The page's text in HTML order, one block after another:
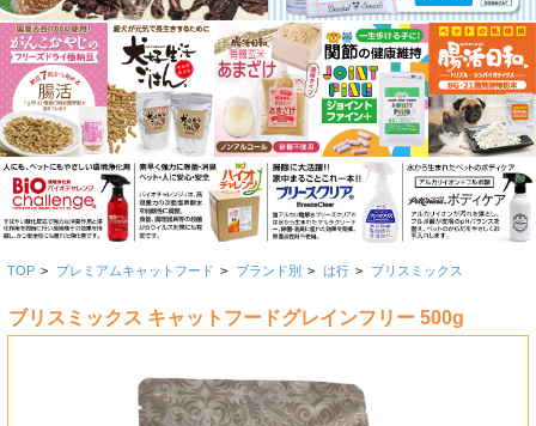
TOP > プレミアムキャットフード > ブランド別 > は行 > ブリスミックス
ブリスミックス キャットフードグレインフリー 500g